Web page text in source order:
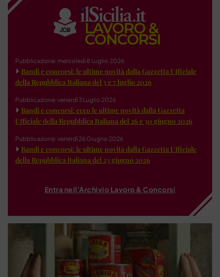
Pubblicazione: mercoledì 8 Luglio 2026
Bandi e concorsi: le ultime novità dalla Gazzetta Ufficiale
della Repubblica Italiana del 3 e 7 luglio 2026
Pubblicazione: venerdì 3 Luglio 2026
Bandi e concorsi: ecco le ultime novità dalla Gazzetta
Ufficiale della Repubblica Italiana del 26 e 30 giugno 2026
Pubblicazione: venerdì 26 Giugno 2026
Bandi e concorsi: le ultime novità dalla Gazzetta Ufficiale
della Repubblica Italiana del 23 giugno 2026
Entra nell'Archivio Lavoro & Concorsi